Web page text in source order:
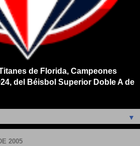
de Florida, Campeones
del Béisbol Superior Doble A de
▼
2005